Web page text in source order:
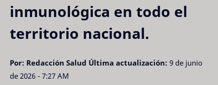
inmunológica en todo el
territorio nacional.
Por: Redacción Salud Última actualización: 9 de junio
de 2026 - 7:27 AM